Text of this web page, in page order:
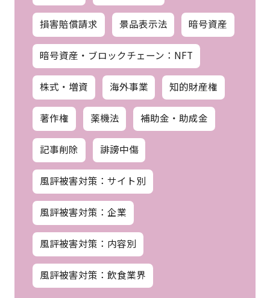
損害賠償請求 景品表示法 暗号資産
暗号資産・ブロックチェーン：NFT
株式・増資 海外事業 知的財産権
著作権 薬機法 補助金・助成金
記事削除 誹謗中傷
風評被害対策：サイト別
風評被害対策：企業
風評被害対策：内容別
風評被害対策：飲食業界